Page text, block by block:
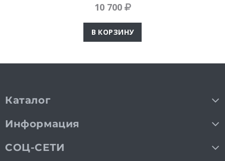
10 700
В КОРЗИНУ
Каталог
Информация
СОЦ-СЕТИ